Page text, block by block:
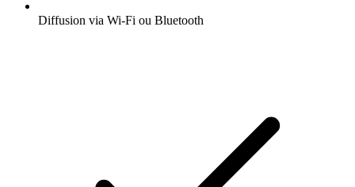
Diffusion via Wi-Fi ou Bluetooth